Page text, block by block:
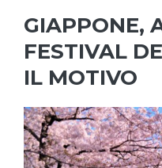
GIAPPONE,
FESTIVAL
IL MOTIVO